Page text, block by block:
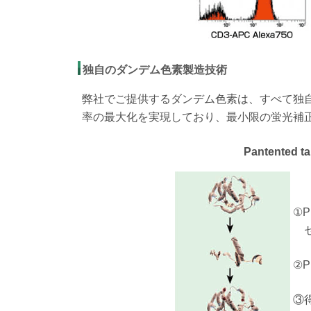
独自のダンデム色素製造技術
弊社でご提供するダンデム色素は、すべて
率の最大化を実現しており、最小限の蛍光補
Pantented
③